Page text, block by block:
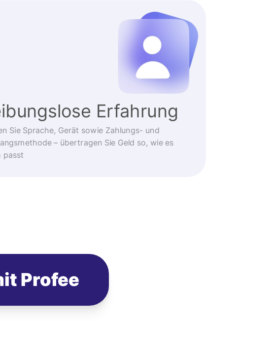
Erfahrung
Sie Sprache, Gerät sowie Zahlungs- und
– übertragen Sie Geld so, wie es
passt
Profee